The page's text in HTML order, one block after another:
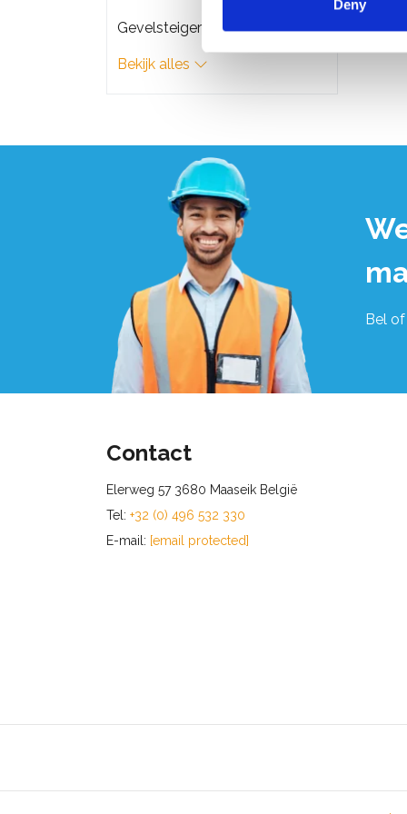
Deny
Gevelsteigers
Bekijk alles
Bel
Contact
Elerweg 57 3680 Maaseik België
Tel: +32 (0) 496 532 330
E-mail: [email protected]